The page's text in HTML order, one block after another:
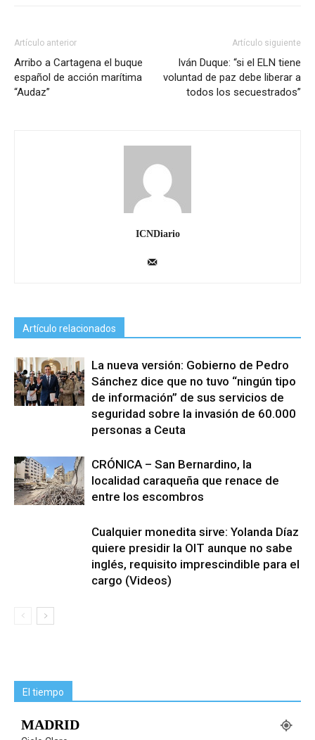
Artículo anterior
Arribo a Cartagena el buque
español de acción marítima
“Audaz”
Artículo siguiente
Iván Duque: “si el ELN tiene
voluntad de paz debe liberar a
todos los secuestrados”
ICNDiario
Artículo relacionados
La nueva versión: Gobierno de Pedro
Sánchez dice que no tuvo “ningún tipo
de información” de sus servicios de
seguridad sobre la invasión de 60.000
personas a Ceuta
CRÓNICA – San Bernardino, la
localidad caraqueña que renace de
entre los escombros
Cualquier monedita sirve: Yolanda Díaz
quiere presidir la OIT aunque no sabe
inglés, requisito imprescindible para el
cargo (Videos)
El tiempo
MADRID